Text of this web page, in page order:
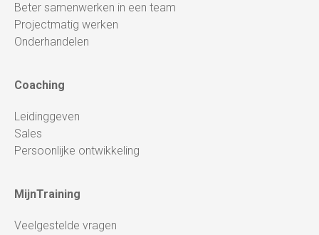
Beter samenwerken in een team
Projectmatig werken
Onderhandelen
Coaching
Leidinggeven
Sales
Persoonlijke ontwikkeling
MijnTraining
Veelgestelde vragen